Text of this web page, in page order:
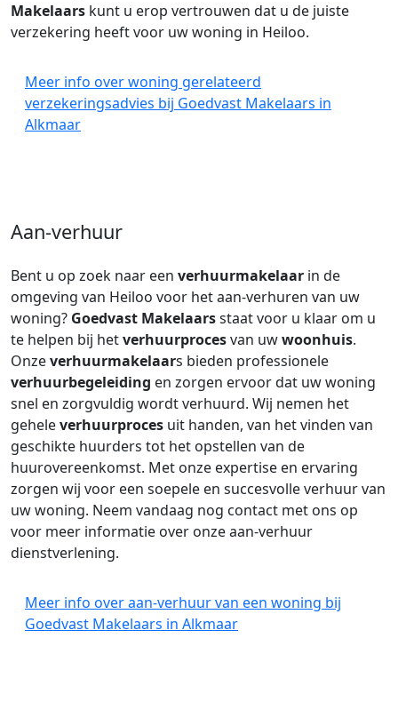
Makelaars kunt u erop vertrouwen dat u de juiste
verzekering heeft voor uw woning in Heiloo.
Meer info over woning gerelateerd
verzekeringsadvies bij Goedvast Makelaars in
Alkmaar
Aan-verhuur
Bent u op zoek naar een verhuurmakelaar in de
omgeving van Heiloo voor het aan-verhuren van uw
woning? Goedvast Makelaarsstaat voor u klaar om u
te helpen bij hetverhuurprocesvan uwwoonhuis.
Onzeverhuurmakelaars bieden professionele
verhuurbegeleiding en zorgen ervoor dat uw woning
snel en zorgvuldig wordt verhuurd. Wij nemen het
geheleverhuurproces uit handen, van het vinden van
geschikte huurders tot het opstellen van de
huurovereenkomst. Met onze expertise en ervaring
zorgen wij voor een soepele en succesvolle verhuur van
uw woning. Neem vandaag nog contact met ons op
voor meer informatie over onze aan-verhuur
dienstverlening.
Meer info over aan-verhuur van een woning bij
Goedvast Makelaars in Alkmaar